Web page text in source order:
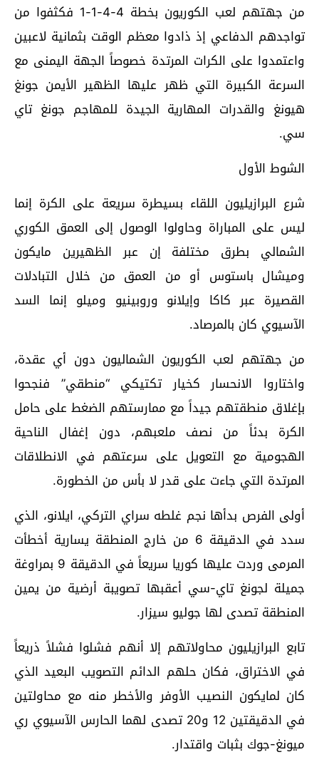
من جهتهم لعب الكوريون بخطة 4-4-1-1 فكثفوا من
تواجدهم الدفاعي إذ ذادوا معظم الوقت بثمانية لاعبين
واعتمدوا على الكرات المرتدة خصوصاً الجهة اليمنى مع
السرعة الكبيرة التي ظهر عليها الظهير الأيمن جونغ
هيونغ والقدرات المهارية الجيدة للمهاجم جونغ تاي
سي.
الشوط الأول
شرع البرازيليون اللقاء بسيطرة سريعة على الكرة إنما
ليس على المباراة وحاولوا الوصول إلى العمق الكوري
الشمالي بطرق مختلفة إن عبر الظهيرين مايكون
وميشال باستوس أو من العمق من خلال التبادلات
القصيرة عبر كاكا وإيلانو وروبينيو وميلو إنما السد
الآسيوي كان بالمرصاد.
من جهتهم لعب الكوريون الشماليون دون أي عقدة،
واختاروا الانحسار كخيار تكتيكي “منطقي” فنجحوا
بإغلاق منطقتهم جيداً مع ممارستهم الضغط على حامل
الكرة بدئاً من نصف ملعبهم، دون إغفال الناحية
الهجومية مع التعويل على سرعتهم في الانطلاقات
المرتدة التي جاءت على قدر لا بأس من الخطورة.
أولى الفرص بدأها نجم غلطه سراي التركي، ايلانو، الذي
سدد في الدقيقة 6 من خارج المنطقة يسارية أخطأت
المرمى وردت عليها كوريا سريعاً في الدقيقة 9 بمراوغة
جميلة لجونغ تاي-سي أعقبها تصويبة أرضية من يمين
المنطقة تصدى لها جوليو سيزار.
تابع البرازيليون محاولاتهم إلا أنهم فشلوا فشلاً ذريعاً
في الاختراق، فكان حلهم الدائم التصويب البعيد الذي
كان لمايكون النصيب الأوفر والأخطر منه مع محاولتين
في الدقيقتين 12 و20 تصدى لهما الحارس الآسيوي ري
ميونغ-جوك بثبات واقتدار.